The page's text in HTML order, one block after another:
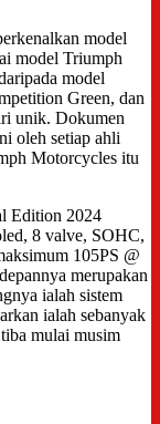
model
model Triumph
model
Green, dan
unik. Dokumen
oleh setiap ahli
Motorcycles itu
Edition 2024
8 valve, SOHC,
105PS @
merupakan
ialah sistem
ialah sebanyak
mulai musim